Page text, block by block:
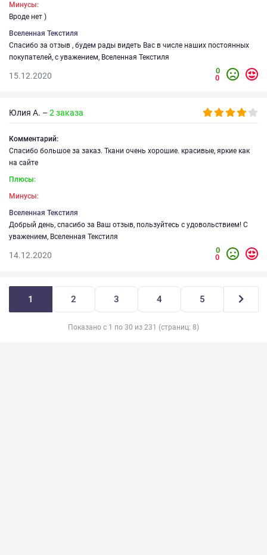
Минусы:
Вроде нет )
Вселенная Текстиля
Спасибо за отзыв , будем рады видеть Вас в числе наших постоянных
покупателей, с уважением, Вселенная Текстиля
15.12.2020
0
0
Юлия А. – 2 заказа
Комментарий:
Спасибо большое за заказ. Ткани очень хорошие. красивые, яркие как
на сайте
Плюсы:
Минусы:
Вселенная Текстиля
Добрый день, спасибо за Ваш отзыв, пользуйтесь с удовольствием! С
уважением, Вселенная Текстиля
14.12.2020
0
0
1 2 3 4 5
Показано с 1 по 30 из 231 (страниц: 8)